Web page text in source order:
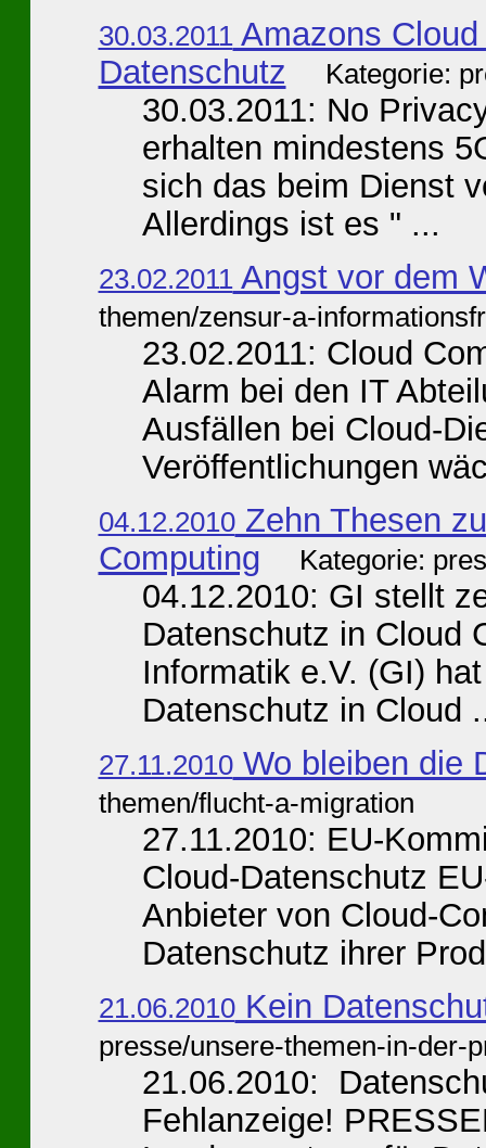
30.03.2011 Amazons
Datenschutz
Kategorie:
30.03.2011: No
erhalten mindestens
sich das beim Dienst
Allerdings ist es " ...
23.02.2011 Angst vor dem
themen/zensur-a-
23.02.2011: Cloud
Alarm bei den IT
Ausfällen bei Cloud-
Veröffentlichungen
04.12.2010Zehn Thesen
Computing
Kategorie:
04.12.2010: GI stellt
Datenschutz in Cloud
Informatik e.V. (GI)
Datenschutz in Cloud
27.11.2010Wo bleiben die
themen/flucht-a-migration
27.11.2010: EU-
Cloud-Datenschutz
Anbieter von Cloud-
Datenschutz ihrer
21.06.2010Kein
presse/unsere-themen-in-der-
21.06.2010:
Fehlanzeige!